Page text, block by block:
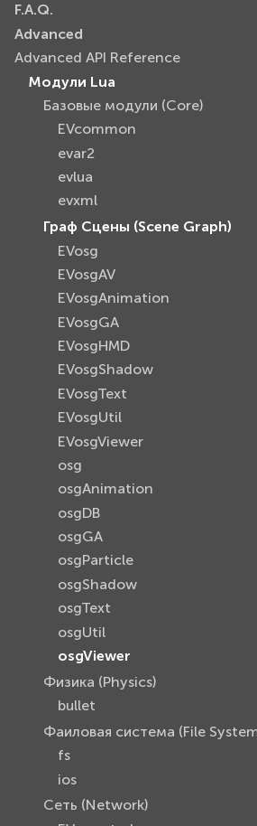
F.A.Q.
Advanced
Advanced API Reference
Модули Lua
Базовые модули (Core)
EVcommon
evar2
evlua
evxml
Граф Сцены (Scene Graph)
EVosg
EVosgAV
EVosgAnimation
EVosgGA
EVosgHMD
EVosgShadow
EVosgText
EVosgUtil
EVosgViewer
osg
osgAnimation
osgDB
osgGA
osgParticle
osgShadow
osgText
osgUtil
osgViewer
Физика (Physics)
bullet
Фаиловая система (File
fs
ios
Сеть (Network)